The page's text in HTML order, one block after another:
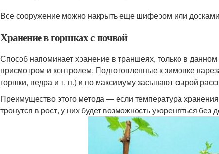
Все сооружение можно накрыть еще шифером или
Хранение в горшках с почвой
Способ напоминает хранение в траншеях, только в
присмотром и контролем. Подготовленные к зимовке
горшки, ведра и т. п.) и по максимуму засыпают сырой
Преимущество этого метода — если температура
тронутся в рост, у них будет возможность укореняться без